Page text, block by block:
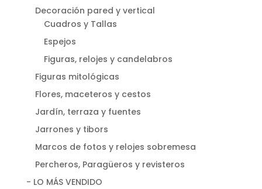
Decoración pared y vertical
Cuadros y Tallas
Espejos
Figuras, relojes y candelabros
Figuras mitológicas
Flores, maceteros y cestos
Jardín, terraza y fuentes
Jarrones y tibors
Marcos de fotos y relojes sobremesa
Percheros, Paragüeros y revisteros
- LO MÁS VENDIDO